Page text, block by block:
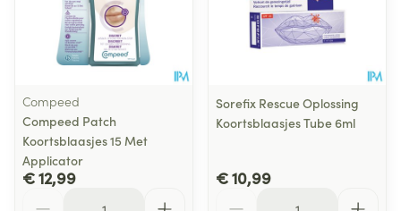
Compeed
Compeed Patch
Koortsblaasjes 15 Met
Applicator
€ 12,99
Sorefix Rescue Oplossing
Koortsblaasjes Tube 6ml
€ 10,99